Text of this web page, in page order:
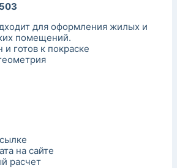
для оформления жилых и
помещений.
и готов к покраске
на сайте
расчет